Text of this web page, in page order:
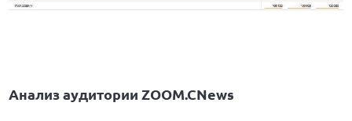
Анализ аудитории ZOOM.CNews